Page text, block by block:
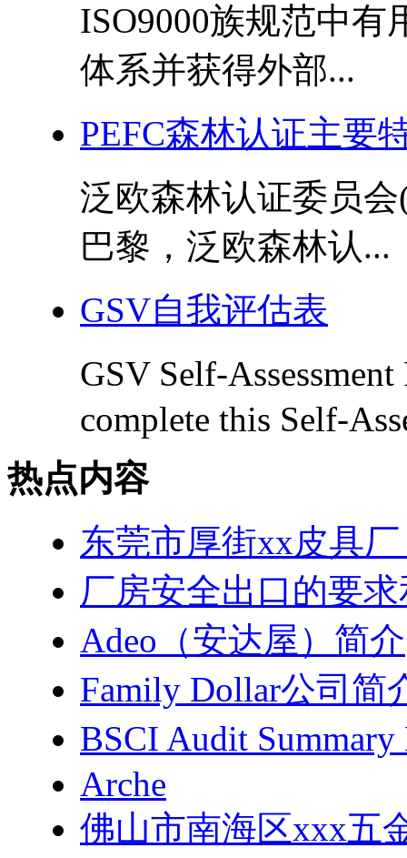
ISO9000族规范中
体系并获得外部...
PEFC森林认证主要
泛欧森林认证委员会
巴黎，泛欧森林认...
GSV自我评估表
GSV Self-
complete this Self-
热点内容
东莞市厚街xx皮具
厂房安全出口的要
Adeo（安达屋）简介
Family Dollar公司简
BSCI Audit
Arche
佛山市南海区xxx五